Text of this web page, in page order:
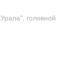
головной